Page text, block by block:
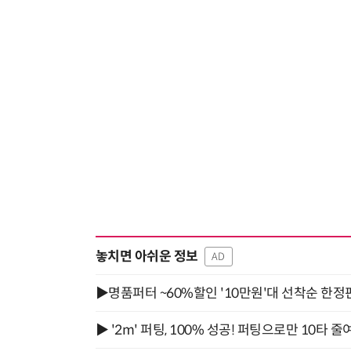
놓치면 아쉬운 정보 AD
▶명품퍼터 ~60%할인 '10만원'대 선착순 한정
▶ '2m' 퍼팅, 100% 성공! 퍼팅으로만 10타 줄